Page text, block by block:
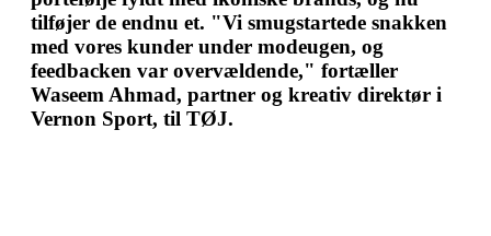
tilføjer de endnu et. "Vi smugstartede snakken
med vores kunder under modeugen, og
feedbacken var overvældende," fortæller
Waseem Ahmad, partner og kreativ direktør i
Vernon Sport, til TØJ.